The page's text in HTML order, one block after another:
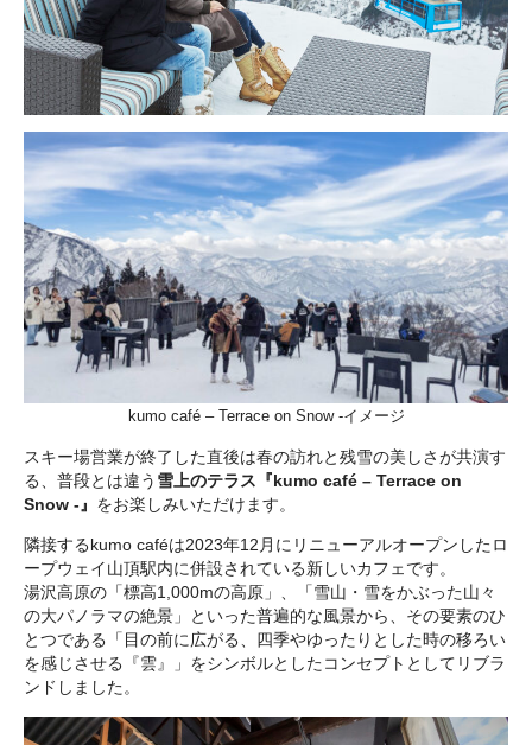
kumo café – Terrace on Snow -イメージ
スキー場営業が終了した直後は春の訪れと残雪の美しさが共演す
る、普段とは違う 雪上のテラス『kumo café – Terrace on
Snow -』 をお楽しみいただけます。
隣接するkumo caféは2023年12月にリニューアルオープンしたロ
ープウェイ山頂駅内に併設されている新しいカフェです。
湯沢高原の「標高1,000mの高原」、「雪山・雪をかぶった山々
の大パノラマの絶景」といった普遍的な風景から、その要素のひ
とつである「目の前に広がる、四季やゆったりとした時の移ろい
を感じさせる『雲』」をシンボルとしたコンセプトとしてリブラ
ンドしました。